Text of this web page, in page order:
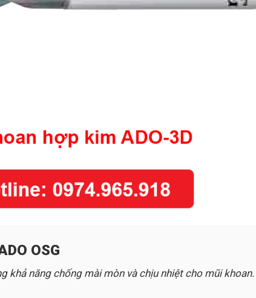
OSG
khả năng chống mài mòn và chịu nhiệt cho mũi khoan.